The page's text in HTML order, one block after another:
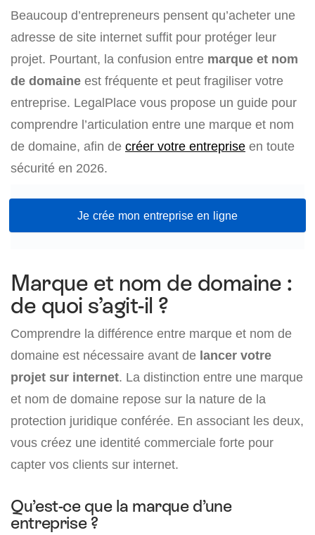
Beaucoup d’entrepreneurs pensent qu’acheter une
adresse de site internet suffit pour protéger leur
projet. Pourtant, la confusion entre marque et nom
de domaine est fréquente et peut fragiliser votre
entreprise. LegalPlace vous propose un guide pour
comprendre l’articulation entre une marque et nom
de domaine, afin de créer votre entreprise en toute
sécurité en 2026.
Je crée mon entreprise en ligne
Marque et nom de domaine :
de quoi s’agit-il ?
Comprendre la différence entre marque et nom de
domaine est nécessaire avant de lancer votre
projet sur internet. La distinction entre une marque
et nom de domaine repose sur la nature de la
protection juridique conférée. En associant les deux,
vous créez une identité commerciale forte pour
capter vos clients sur internet.
Qu’est-ce que la marque d’une
entreprise ?